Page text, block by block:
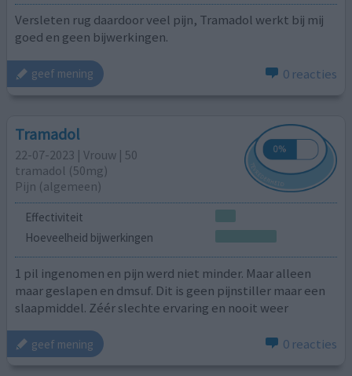
Versleten rug daardoor veel pijn, Tramadol werkt bij mij
goed en geen bijwerkingen.
geef mening 0 reacties
Tramadol
22-07-2023 | Vrouw | 50
tramadol (50mg)
Pijn (algemeen)
Effectiviteit
Hoeveelheid bijwerkingen
1 pil ingenomen en pijn werd niet minder. Maar alleen
maar geslapen en dmsuf. Dit is geen pijnstiller maar een
slaapmiddel. Zéér slechte ervaring en nooit weer
geef mening 0 reacties